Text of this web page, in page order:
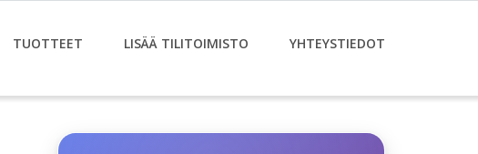
TUOTTEET LISÄÄ TILITOIMISTO YHTEYSTIEDOT